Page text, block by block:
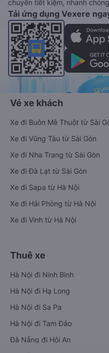
chuyển tiết kiệm, nhanh
Tải ứng dụng Vexere
Vé xe khách
Xe đi Buôn Mê Thuột từ Sài
Xe đi Vũng Tàu từ Sài Gòn
Xe đi Nha Trang từ Sài Gòn
Xe đi Đà Lạt từ Sài Gòn
Xe đi Sapa từ Hà Nội
Xe đi Hải Phòng từ Hà Nội
Xe đi Vinh từ Hà Nội
Thuê xe
Hà Nội đi Ninh Bình
Hà Nội đi Hạ Long
Hà Nội đi Sa Pa
Hà Nội đi Tam Đảo
Đà Nẵng đi Hội An